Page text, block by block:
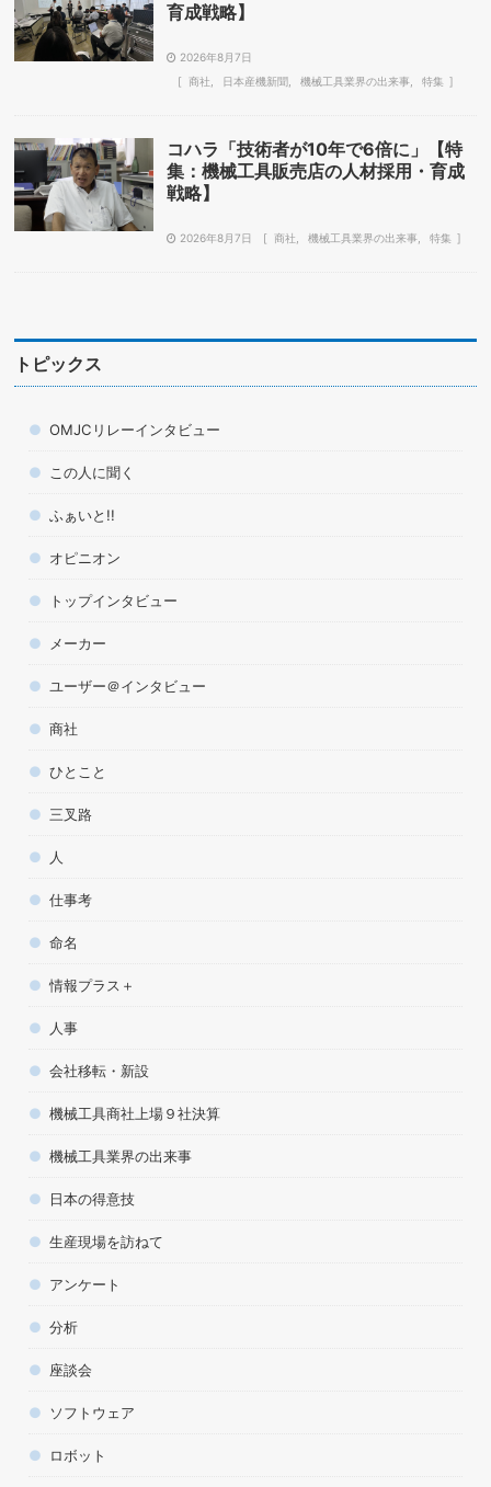
育成戦略】
2026年8月7日
商社
日本産機新聞 機械工具業界の出来事 特集
コハラ「技術者が10年で6倍に」【特
集：機械工具販売店の人材採用・育成
戦略】
2026年8月7日 商社 機械工具業界の出来事 特集
トピックス
OMJCリレーインタビュー
この人に聞く
ふぁいと!!
オピニオン
トップインタビュー
メーカー
ユーザー＠インタビュー
商社
ひとこと
三叉路
人
仕事考
命名
情報プラス＋
人事
会社移転・新設
機械工具商社上場９社決算
機械工具業界の出来事
日本の得意技
生産現場を訪ねて
アンケート
分析
座談会
ソフトウェア
ロボット